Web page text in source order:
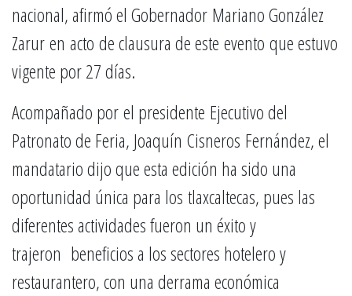
nacional, afirmó el Gobernador Mariano González
Zarur en acto de clausura de este evento que estuvo
vigente por 27 días.
Acompañado por el presidente Ejecutivo del
Patronato de Feria, Joaquín Cisneros Fernández, el
mandatario dijo que esta edición ha sido una
oportunidad única para los tlaxcaltecas, pues las
diferentes actividades fueron un éxito y
trajeron beneficios a los sectores hotelero y
restaurantero, con una derrama económica